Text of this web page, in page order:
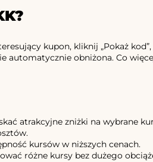
kupon, kliknij „Pokaż
automatycznie obniżona. Co
atrakcyjne zniżki na wybrane
kursów w niższych cenach.
różne kursy bez dużego